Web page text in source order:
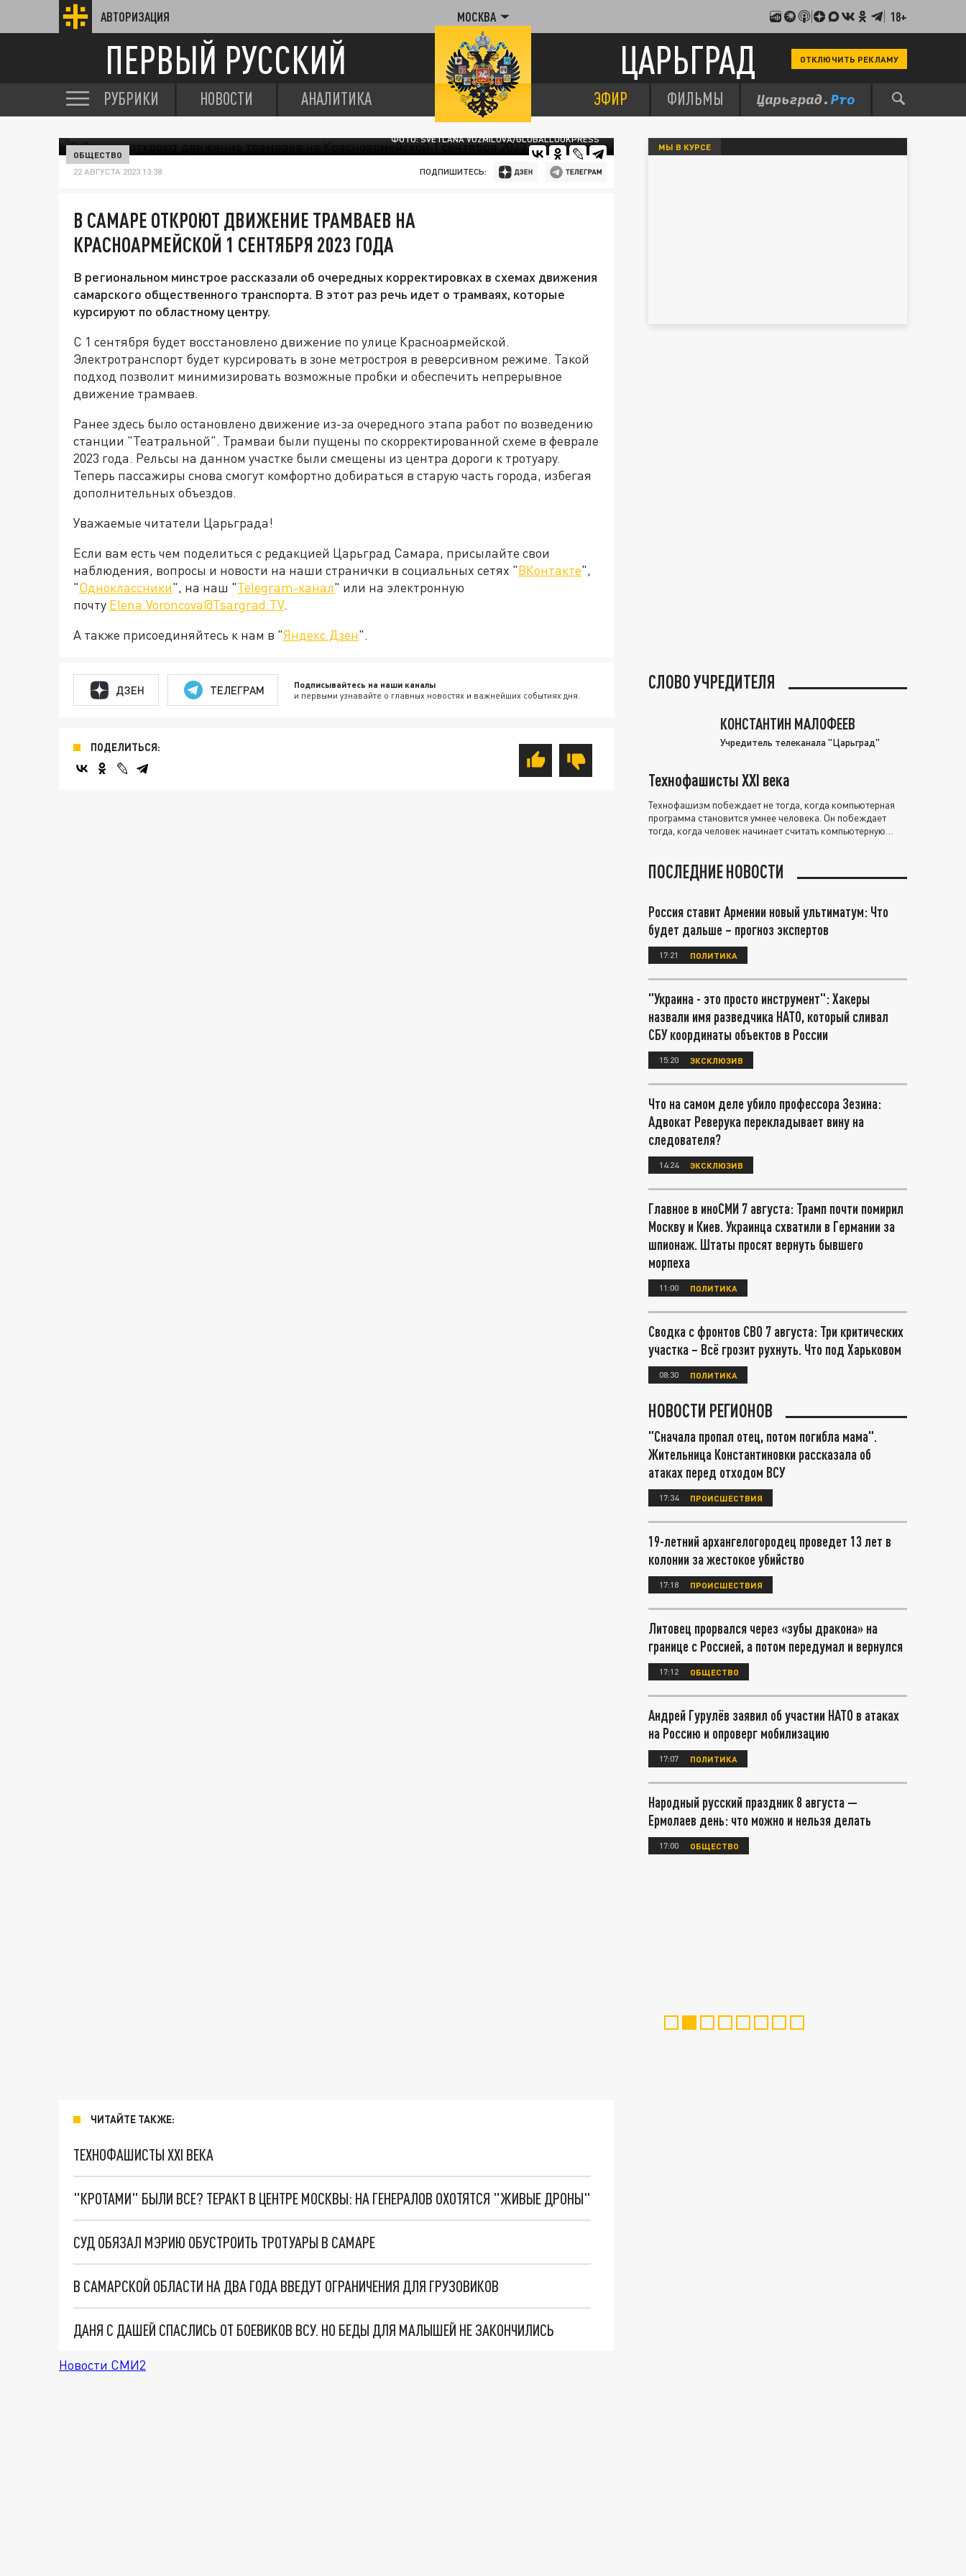
АВТОРИЗАЦИЯ МОСКВА 18+
ПЕРВЫЙ РУССКИЙ ЦАРЬГРАД ОТКЛЮЧИТЬ РЕКЛАМУ
РУБРИКИ НОВОСТИ АНАЛИТИКА ЭФИР ФИЛЬМЫ
ФОТО: SVETLANA VOZMILOVA/GLOBALLOOKPRESS
ОБЩЕСТВО
22 АВГУСТА 2023 13:38 ПОДПИШИТЕСЬ:
В САМАРЕ ОТКРОЮТ ДВИЖЕНИЕ ТРАМВАЕВ НА
КРАСНОАРМЕЙСКОЙ 1 СЕНТЯБРЯ 2023 ГОДА
В региональном минстрое рассказали об очередных корректировках в схемах движения
самарского общественного транспорта. В этот раз речь идет о трамваях, которые
курсируют по областному центру.
С 1 сентября будет восстановлено движение по улице Красноармейской.
Электротранспорт будет курсировать в зоне метростроя в реверсивном режиме. Такой
подход позволит минимизировать возможные пробки и обеспечить непрерывное
движение трамваев.
Ранее здесь было остановлено движение из-за очередного этапа работ по возведению
станции "Театральной". Трамваи были пущены по скорректированной схеме в феврале
2023 года. Рельсы на данном участке были смещены из центра дороги к тротуару.
Теперь пассажиры снова смогут комфортно добираться в старую часть города, избегая
дополнительных объездов.
Уважаемые читатели Царьграда!
Если вам есть чем поделиться с редакцией Царьград Самара, присылайте свои
наблюдения, вопросы и новости на наши странички в социальных сетях "ВКонтакте",
"Одноклассники", на наш "Telegram-канал" или на электронную
почту Elena.Voroncova@Tsargrad.TV.
А также присоединяйтесь к нам в "Яндекс.Дзен".
ДЗЕН ТЕЛЕГРАМ Подписывайтесь на наши каналы
и первыми узнавайте о главных новостях и важнейших событиях дня.
ПОДЕЛИТЬСЯ:
ЧИТАЙТЕ ТАКЖЕ:
ТЕХНОФАШИСТЫ XXI ВЕКА
"КРОТАМИ" БЫЛИ ВСЕ? ТЕРАКТ В ЦЕНТРЕ МОСКВЫ: НА ГЕНЕРАЛОВ ОХОТЯТСЯ "ЖИВЫЕ ДРОНЫ"
СУД ОБЯЗАЛ МЭРИЮ ОБУСТРОИТЬ ТРОТУАРЫ В САМАРЕ
В САМАРСКОЙ ОБЛАСТИ НА ДВА ГОДА ВВЕДУТ ОГРАНИЧЕНИЯ ДЛЯ ГРУЗОВИКОВ
ДАНЯ С ДАШЕЙ СПАСЛИСЬ ОТ БОЕВИКОВ ВСУ. НО БЕДЫ ДЛЯ МАЛЫШЕЙ НЕ ЗАКОНЧИЛИСЬ
Новости СМИ2
МЫ В КУРСЕ
СЛОВО УЧРЕДИТЕЛЯ
КОНСТАНТИН МАЛОФЕЕВ
Учредитель телеканала "Царьград"
Технофашисты XXI века
Технофашизм побеждает не тогда, когда компьютерная
программа становится умнее человека. Он побеждает
тогда, когда человек начинает считать компьютерную
ПОСЛЕДНИЕ НОВОСТИ
Россия ставит Армении новый ультиматум: Что
будет дальше – прогноз экспертов
17:21 ПОЛИТИКА
"Украина - это просто инструмент": Хакеры
назвали имя разведчика НАТО, который сливал
СБУ координаты объектов в России
15:20 ЭКСКЛЮЗИВ
Что на самом деле убило профессора Зезина:
Адвокат Реверука перекладывает вину на
следователя?
14:24 ЭКСКЛЮЗИВ
Главное в иноСМИ 7 августа: Трамп почти помирил
Москву и Киев. Украинца схватили в Германии за
шпионаж. Штаты просят вернуть бывшего
морпеха
11:00 ПОЛИТИКА
Сводка с фронтов СВО 7 августа: Три критических
участка – Всё грозит рухнуть. Что под Харьковом
08:30 ПОЛИТИКА
НОВОСТИ РЕГИОНОВ
"Сначала пропал отец, потом погибла мама".
Жительница Константиновки рассказала об
атаках перед отходом ВСУ
17:34 ПРОИСШЕСТВИЯ
19-летний архангелогородец проведет 13 лет в
колонии за жестокое убийство
17:18 ПРОИСШЕСТВИЯ
Литовец прорвался через «зубы дракона» на
границе с Россией, а потом передумал и вернулся
17:12 ОБЩЕСТВО
Андрей Гурулёв заявил об участии НАТО в атаках
на Россию и опроверг мобилизацию
17:07 ПОЛИТИКА
Народный русский праздник 8 августа —
Ермолаев день: что можно и нельзя делать
17:00 ОБЩЕСТВО